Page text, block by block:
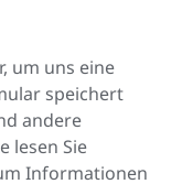
um uns eine
speichert
andere
lesen Sie
Informationen